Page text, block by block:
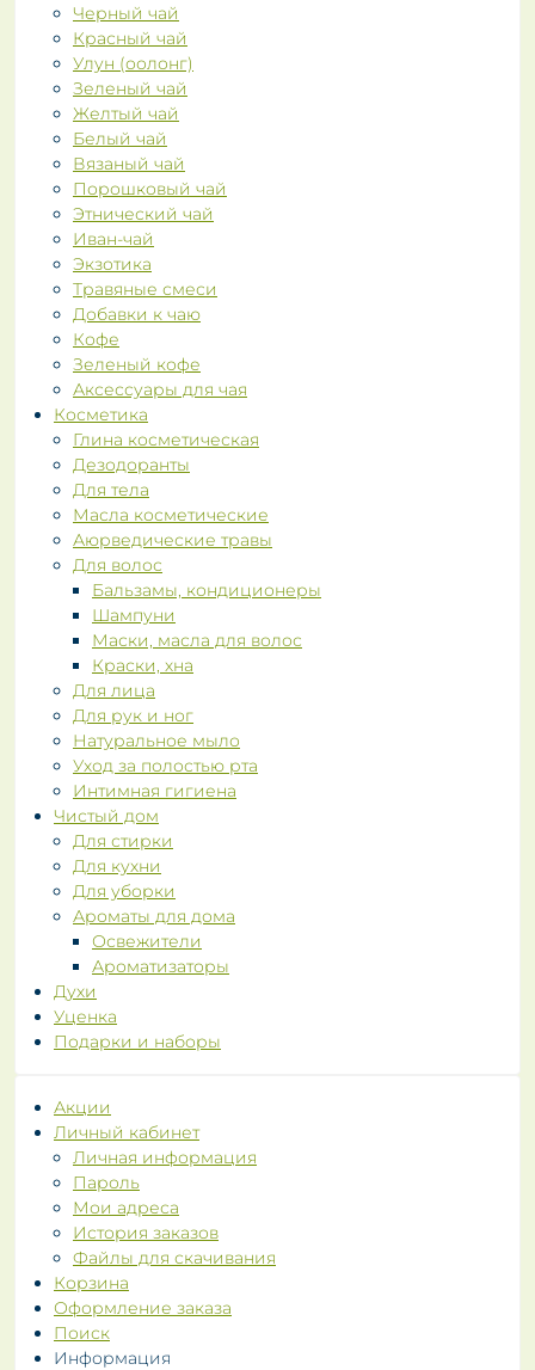
Черный чай
Красный чай
Улун (оолонг)
Зеленый чай
Желтый чай
Белый чай
Вязаный чай
Порошковый чай
Этнический чай
Иван-чай
Экзотика
Травяные смеси
Добавки к чаю
Кофе
Зеленый кофе
Аксессуары для чая
Косметика
Глина косметическая
Дезодоранты
Для тела
Масла косметические
Аюрведические травы
Для волос
Бальзамы, кондиционеры
Шампуни
Маски, масла для волос
Краски, хна
Для лица
Для рук и ног
Натуральное мыло
Уход за полостью рта
Интимная гигиена
Чистый дом
Для стирки
Для кухни
Для уборки
Ароматы для дома
Освежители
Ароматизаторы
Духи
Уценка
Подарки и наборы
Акции
Личный кабинет
Личная информация
Пароль
Мои адреса
История заказов
Файлы для скачивания
Корзина
Оформление заказа
Поиск
Информация